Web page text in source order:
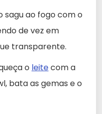
sagu ao fogo com o
de vez em
transparente.
o leitecom a
bata as gemas e o